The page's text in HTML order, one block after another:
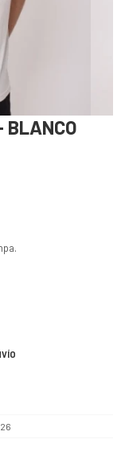
BLANCO